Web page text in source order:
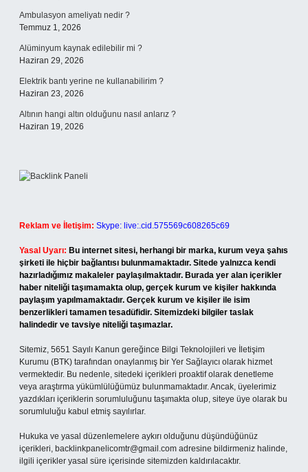
Ambulasyon ameliyatı nedir ?
Temmuz 1, 2026
Alüminyum kaynak edilebilir mi ?
Haziran 29, 2026
Elektrik bantı yerine ne kullanabilirim ?
Haziran 23, 2026
Altının hangi altın olduğunu nasıl anlarız ?
Haziran 19, 2026
Reklam ve İletişim: Skype: live:.cid.575569c608265c69
Yasal Uyarı: Bu internet sitesi, herhangi bir marka, kurum veya şahıs
şirketi ile hiçbir bağlantısı bulunmamaktadır. Sitede yalnızca kendi
hazırladığımız makaleler paylaşılmaktadır. Burada yer alan içerikler
haber niteliği taşımamakta olup, gerçek kurum ve kişiler hakkında
paylaşım yapılmamaktadır. Gerçek kurum ve kişiler ile isim
benzerlikleri tamamen tesadüfidir. Sitemizdeki bilgiler taslak
halindedir ve tavsiye niteliği taşımazlar.
Sitemiz, 5651 Sayılı Kanun gereğince Bilgi Teknolojileri ve İletişim
Kurumu (BTK) tarafından onaylanmış bir Yer Sağlayıcı olarak hizmet
vermektedir. Bu nedenle, sitedeki içerikleri proaktif olarak denetleme
veya araştırma yükümlülüğümüz bulunmamaktadır. Ancak, üyelerimiz
yazdıkları içeriklerin sorumluluğunu taşımakta olup, siteye üye olarak bu
sorumluluğu kabul etmiş sayılırlar.
Hukuka ve yasal düzenlemelere aykırı olduğunu düşündüğünüz
içerikleri, backlinkpanelicomtr@gmail.com adresine bildirmeniz halinde,
ilgili içerikler yasal süre içerisinde sitemizden kaldırılacaktır.